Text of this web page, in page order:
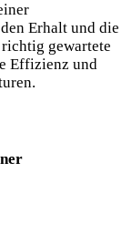
Erhalt und die
gewartete
Effizienz und